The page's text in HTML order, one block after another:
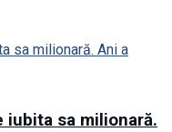
iubita sa milionară.